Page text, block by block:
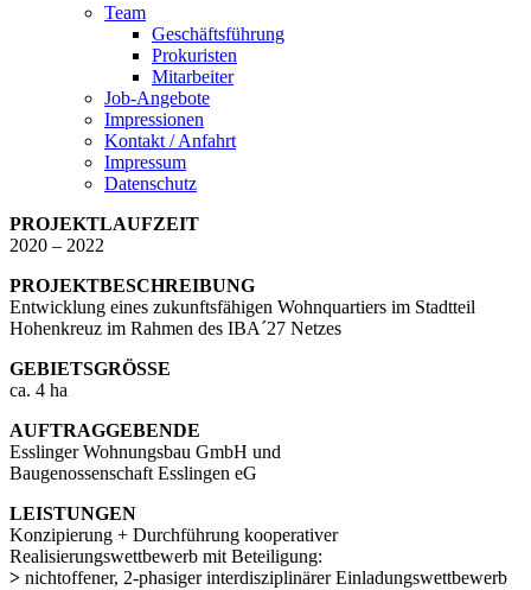
Team
Geschäftsführung
Prokuristen
Mitarbeiter
Job-Angebote
Impressionen
Kontakt / Anfahrt
Impressum
Datenschutz
PROJEKTLAUFZEIT
2020 – 2022
PROJEKTBESCHREIBUNG
Entwicklung eines zukunftsfähigen Wohnquartiers im Stadtteil
Hohenkreuz im Rahmen des IBA´27 Netzes
GEBIETSGRÖSSE
ca. 4 ha
AUFTRAGGEBENDE
Esslinger Wohnungsbau GmbH und
Baugenossenschaft Esslingen eG
LEISTUNGEN
Konzipierung + Durchführung kooperativer
Realisierungswettbewerb mit Beteiligung:
> nichtoffener, 2-phasiger interdisziplinärer Einladungswettbewerb